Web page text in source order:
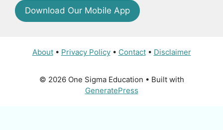
Download Our Mobile App
About• Privacy Policy• Contact• Disclaimer
© 2026 One Sigma Education • Built with
GeneratePress